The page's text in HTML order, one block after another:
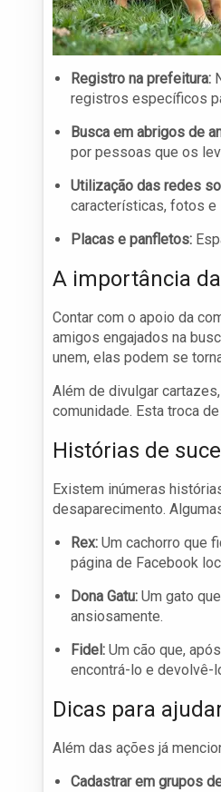
Registro na prefeitura:
registros específicos
Busca em abrigos de
por pessoas que os
Utilização das redes
características, fotos e
Placas e panfletos:
A importância
Contar com o apoio da
amigos engajados na
unem, elas podem se
Além de divulgar
comunidade. Esta troca
Histórias de
Existem inúmeras
desaparecimento.
Rex: Um cachorro que
página de Facebook
Dona Gatu: Um gato
ansiosamente.
Fidel: Um cão que,
encontrá-lo e devolvê-
Dicas para
Além das ações já
Cadastrar em grupos